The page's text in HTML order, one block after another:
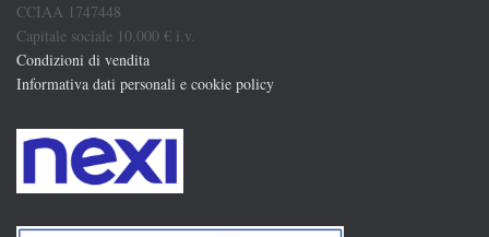
CCIAA 1747448
Capitale sociale 10.000 € i.v.
Condizioni di vendita
Informativa dati personali e cookie policy